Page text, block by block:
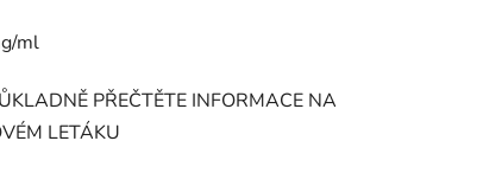
ml
PŘEČTĚTE INFORMACE NA
LETÁKU